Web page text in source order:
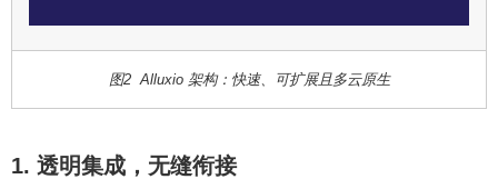
图2 Alluxio 架构：快速、可扩展且多云原生
1. 透明集成，无缝衔接